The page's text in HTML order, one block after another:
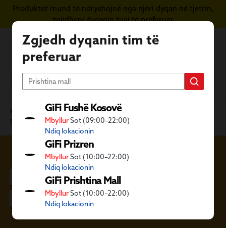
Kapërce te përmbajtja kryesore
Produktet mund të ndryshojnë nga njëri dyqan në tjetrin,
zgjidheni dyqanin tuaj të preferuar
Zgjedh dyqanin tim të
preferuar
GiFi Fushë Kosovë
MbyllurSot (09:00–22:00)
Ndiq lokacionin
GiFi Prizren
MbyllurSot (10:00–22:00)
Ndiq lokacionin
GiFi Prishtina Mall
MbyllurSot (10:00–22:00)
Ndiq lokacionin
Kategoritë GiFi Mobilie dhe dekore
Pajisje ndriçimi
Dekorim ndriçimi i brendshëm
Dekorim ndriçimi i
brendshëm